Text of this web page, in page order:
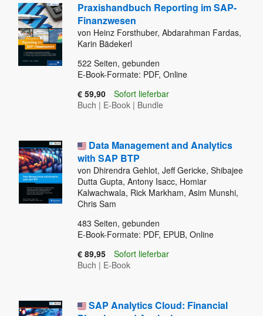
Praxishandbuch Reporting im SAP-
Finanzwesen
von Heinz Forsthuber, Abdarahman Fardas,
Karin Bädekerl
522 Seiten, gebunden
E-Book-Formate: PDF, Online
€ 59,90
Sofort lieferbar
Buch | E-Book | Bundle
Data Management and Analytics
with SAP BTP
von Dhirendra Gehlot, Jeff Gericke, Shibajee
Dutta Gupta, Antony Isacc, Homiar
Kalwachwala, Rick Markham, Asim Munshi,
Chris Sam
483 Seiten, gebunden
E-Book-Formate: PDF, EPUB, Online
€ 89,95
Sofort lieferbar
Buch | E-Book
SAP Analytics Cloud: Financial